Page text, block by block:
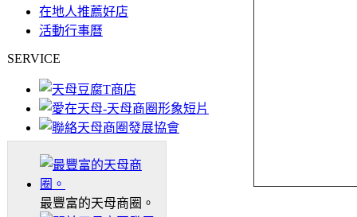
在地人推薦好店
活動行事曆
SERVICE
最豐富的天母商圈。